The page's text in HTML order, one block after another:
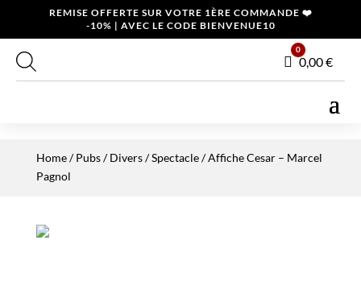
REMISE OFFERTE SUR VOTRE 1ÈRE COMMANDE ❤️
-10% | AVEC LE CODE BIENVENUE10
Panier
0
0,00€
Home/Pubs / Divers/Spectacle/ Affiche Cesar – Marcel
Pagnol